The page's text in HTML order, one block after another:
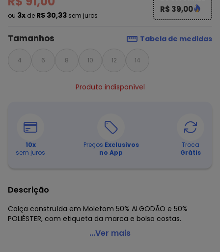
ou 3x de R$ 30,33 sem juros
R$ 39,00
Tamanhos Tabela de medidas
4 6 8 10 12 14
Produto indisponível
10x
sem juros
Preços Exclusivos
no App
Troca
Grátis
Descrição
Calça construída em Moletom 50% ALGODÃO e 50%
POLIÉSTER, com etiqueta da marca e bolso costas.
Soft Bonni - Calça Básica Infantil Cinza Chumbo
...Ver mais